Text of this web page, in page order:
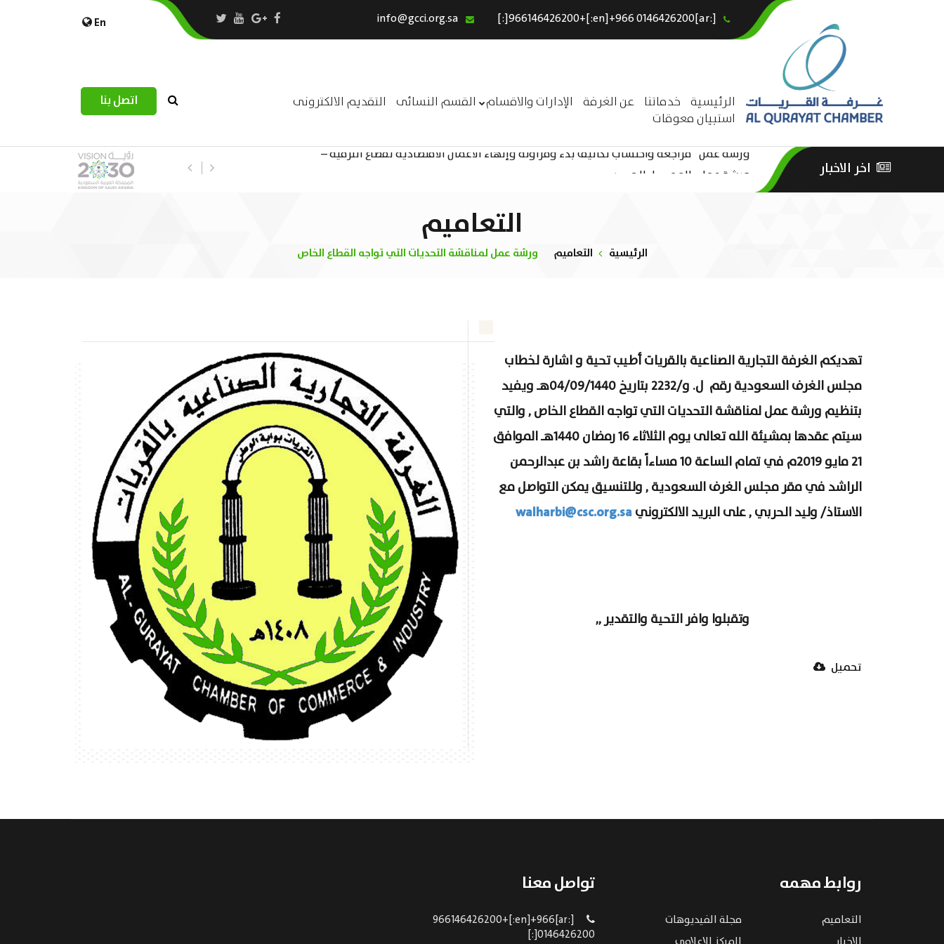
[:ar]966146426200+[:en]+966 0146426200[:]
En
الرئيسية خدماتنا عن الغرفة الإدارات والاقسام القسم النسائى التقديم الالكترونى
استبيان معوقات
اتصل بنا
الرئيسية
عن الغرفة
القسم النسائى
استبيان معوقات
اخر الاخبار
ورشة عمل “مراجعة واحتساب تكاليف بدء ومزاولة وإنهاء الأعمال الاقتصادية لقطاع الترفيه –
الثقافة – السياحة”
ورشة عمل : العمـــــل الحـــــر استبيان مرصد التحديات اللوجستية
التعاميم
الرئيسية التعاميم ورشة عمل لمناقشة التحديات التي تواجه القطاع الخاص
تهديكم الغرفة التجارية الصناعية بالقريات أطيب تحية و اشارة لخطاب
مجلس الغرف السعودية
رقم ل. و/2232 بتاريخ 04/09/1440هـ ويفيد
بتنظيم ورشة عمل لمناقشة التحديات التي تواجه القطاع الخاص , والتي
سيتم عقدها بمشيئة الله تعالى يوم الثلاثاء 16 رمضان 1440هـ الموافق
21 مايو 2019م في تمام الساعة 10 مساءاً بقاعة راشد بن عبدالرحمن
الراشد في مقر مجلس الغرف السعودية , وللتنسيق يمكن التواصل مع
الاستاذ/ وليد الحربي , على البريد الالكترونيwalharbi@csc.org.sa
وتقبلوا وافر التحية والتقدير ,,
تحميل
روابط مهمه
التعاميم
مجلة الفيديوهات
تواصل معنا
[:ar]966146426200+[:en]+966
0146426200[:]